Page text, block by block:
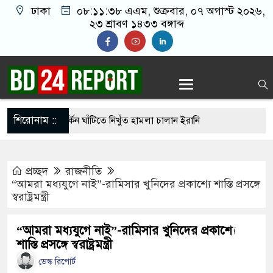
ঢাকা ০৮:১১:৩৯ এএম, শুক্রবার, ০৭ অগাস্ট ২০২৬,
২৩ শ্রাবণ ১৪৩৩ বঙ্গাব্দ
শিরোনাম ::
ছাড়াই মার্কিন ঘাঁটিতে নিখুঁত হামলা চালান ইরানি
১০০ পরিবারকে নতুন ঘর দেবেন প্রধানমন্ত্রী
ছবি তুলে লন্ডনে বয়ফ্রেন্ডের কাছে পাঠাতেন
ছাত্রী
‘হাজারগুণ ভালো’ দেশ চালাচ্ছেন তারেক রহমান:
প্রচ্ছদ
রাজনীতি
“আমরা মধ্যযুগে নাই”-রামিসার খুনিদের প্রকাশ্যে শাস্তি প্রসঙ্গে
স্বরাষ্ট্রমন্ত্রী
“আমরা মধ্যযুগে নাই”-রামিসার খুনিদের প্রকাশ্যে
শাস্তি প্রসঙ্গে স্বরাষ্ট্রমন্ত্রী
ডেস্ক রিপোর্ট